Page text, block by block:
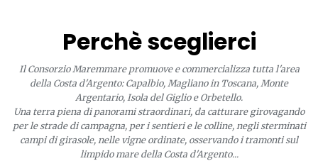
Perchè sceglierci
Il Consorzio Maremmare promuove e commercializza tutta l'area
della Costa d'Argento: Capalbio, Magliano in Toscana, Monte
Argentario, Isola del Giglio e Orbetello.
Una terra piena di panorami straordinari, da catturare girovagando
per le strade di campagna, per i sentieri e le colline, negli sterminati
campi di girasole, nelle vigne ordinate, osservando i tramonti sul
limpido mare della Costa d'Argento...